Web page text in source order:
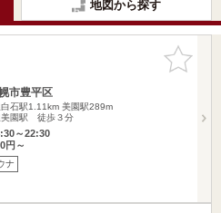
地図から探す
お気に入
りに追加
市豊平区
石駅1.11km 美園駅289m
美園駅 徒歩３分
～22:30
円～
ナ